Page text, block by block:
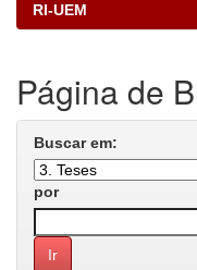
RI-UEM
Página de
Buscar em:
por